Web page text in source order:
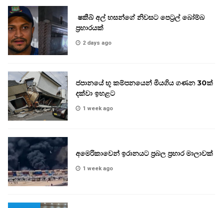
ෂකීබ් අල් හසන්ගේ නිවසට පෙට්‍රල් බෝම්බ
ප්‍රහාරයක්
2 days ago
ජපානයේ භූ කම්පනයෙන් මියගිය ගණන 30ක්
දක්වා ඉහළට
1 week ago
අමෙරිකාවෙන් ඉරානයට ප්‍රබල ප්‍රහාර මාලාවක්
1 week ago